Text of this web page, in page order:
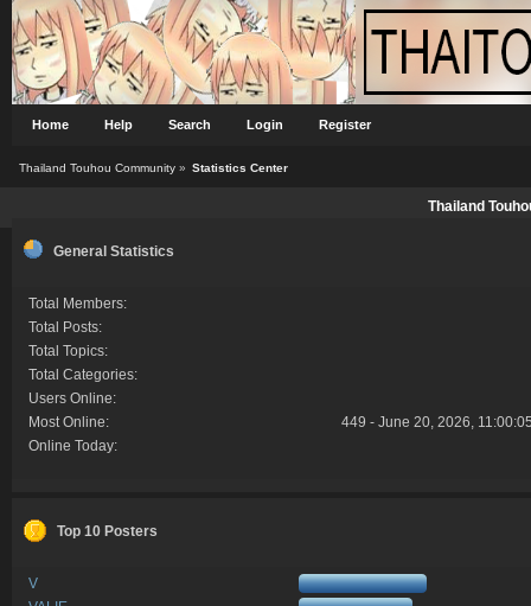
Home Help Search Login Register
Thailand Touhou Community» Statistics Center
Thailand
General Statistics
Total Members:
Total Posts:
Total Topics:
Total Categories:
Users Online:
Most Online:
449 - June 20, 2026,
Online Today:
Top 10 Posters
V